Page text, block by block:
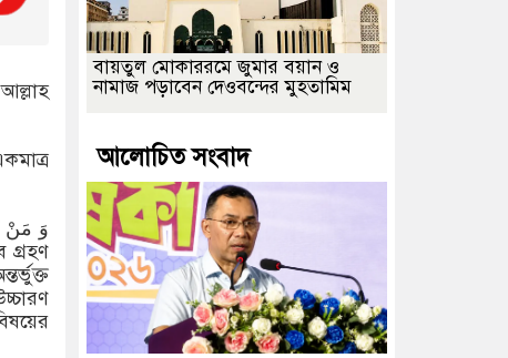
বায়তুল মোকাররমে জুমার বয়ান ও
নামাজ পড়াবেন দেওবন্দের মুহতামিম
আলোচিত সংবাদ